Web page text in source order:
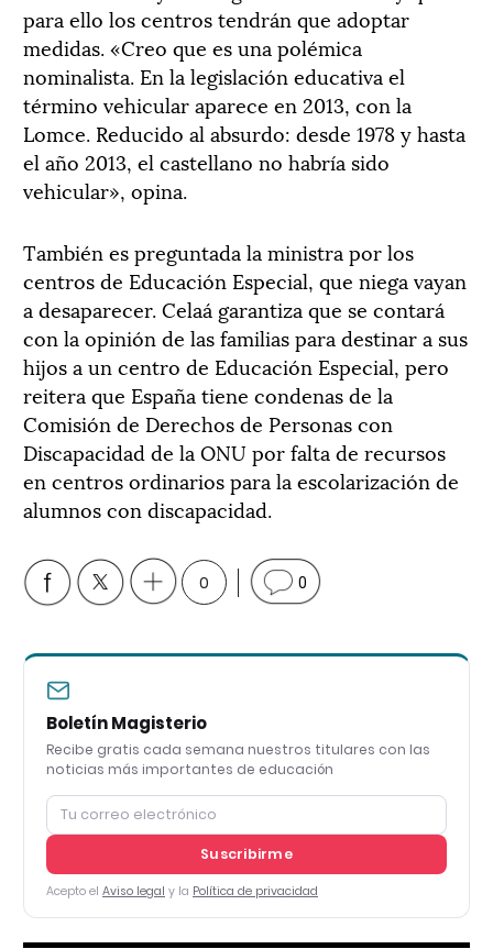
para ello los centros tendrán que adoptar
medidas. «Creo que es una polémica
nominalista. En la legislación educativa el
término vehicular aparece en 2013, con la
Lomce. Reducido al absurdo: desde 1978 y hasta
el año 2013, el castellano no habría sido
vehicular», opina.
También es preguntada la ministra por los
centros de Educación Especial, que niega vayan
a desaparecer. Celaá garantiza que se contará
con la opinión de las familias para destinar a sus
hijos a un centro de Educación Especial, pero
reitera que España tiene condenas de la
Comisión de Derechos de Personas con
Discapacidad de la ONU por falta de recursos
en centros ordinarios para la escolarización de
alumnos con discapacidad.
0 0
Boletín Magisterio
Recibe gratis cada semana nuestros titulares con las
noticias más importantes de educación
Suscribirme
Acepto el Aviso legal y la Política de privacidad